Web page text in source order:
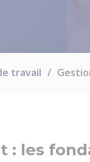
travail
: les